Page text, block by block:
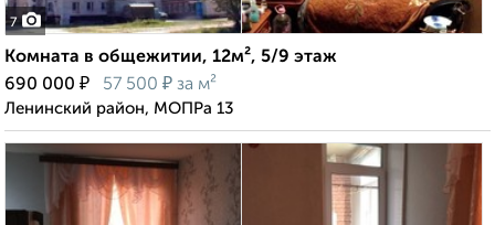
7
Комната в общежитии, 12м², 5/9 этаж
690 000 ₽ 57 500 ₽ за м²
Ленинский район, МОПРа 13